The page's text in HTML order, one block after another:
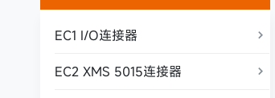
EC1 I/O连接器 
EC2 XMS 5015连接器 